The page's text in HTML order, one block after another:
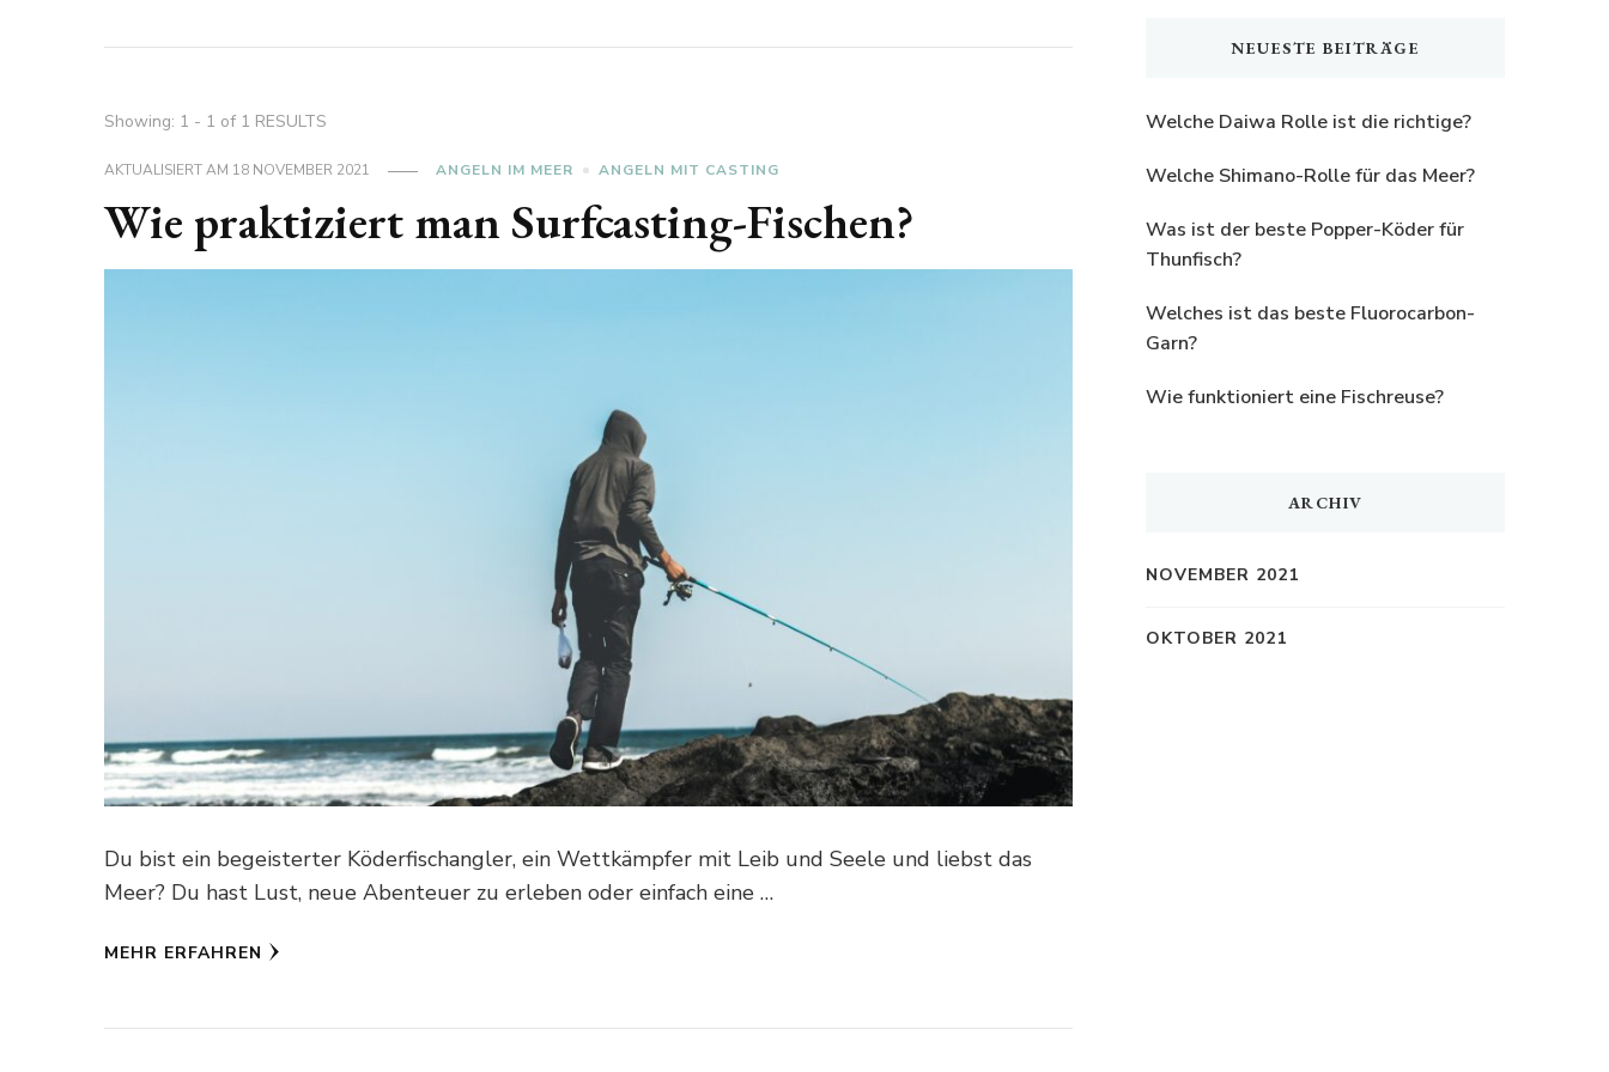
Showing: 1 - 1 of 1 RESULTS
AKTUALISIERT AM 18 NOVEMBER 2021 ANGELN IM MEER ANGELN MIT CASTING
Wie praktiziert man Surfcasting-Fischen?
Du bist ein begeisterter Köderfischangler, ein Wettkämpfer mit Leib und Seele und liebst das
Meer? Du hast Lust, neue Abenteuer zu erleben oder einfach eine …
MEHR ERFAHREN
NEUESTE BEITRÄGE
Welche Daiwa Rolle ist die richtige?
Welche Shimano-Rolle für das Meer?
Was ist der beste Popper-Köder für
Thunfisch?
Welches ist das beste Fluorocarbon-
Garn?
Wie funktioniert eine Fischreuse?
ARCHIV
NOVEMBER 2021
OKTOBER 2021